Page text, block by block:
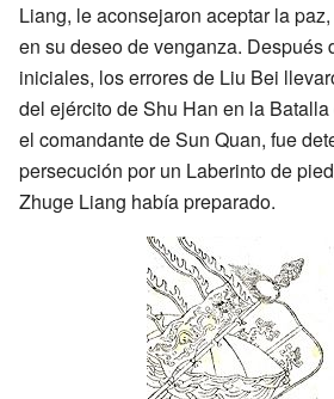
Liang, le aconsejaron aceptar la
en su deseo de venganza. Después
iniciales, los errores de Liu Bei
del ejército de Shu Han en la
el comandante de Sun Quan, fue
persecución por un Laberinto de
Zhuge Liang había preparado.